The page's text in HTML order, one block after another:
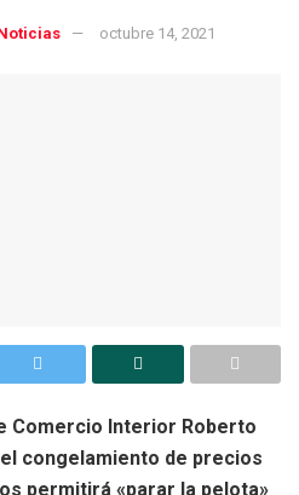
octubre 14, 2021
Comercio Interior Roberto
congelamiento de precios
permitirá «parar la pelota»